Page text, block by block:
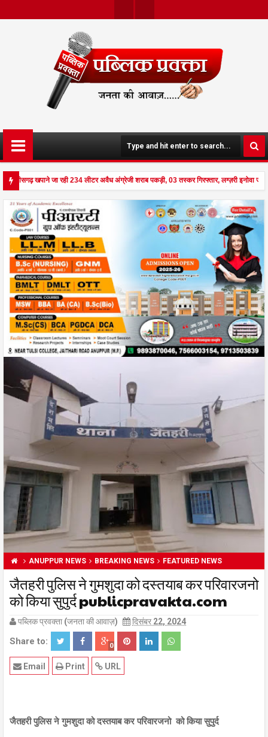
Ter
Boo
K
छत्तीसगढ़ खपाने जा रही 234 लीटर अवैध अंग्रेजी शराब पकड़ी, 03 तस्कर गिरफ्तार, लग्ज़री इनोवा
दहला अनूपपुर - घर पर किसान व नौकरानी का मिला रक्तरंजित शव, पत्नी गंभीर घायल में मेडिकल
ANUPPUR NEWS BREAKING NEWS FEATURED NEWS
जैतहरी पुलिस ने गुमशुदा को दस्तयाब कर परिवारजनो
को किया सुपुर्द publicpravakta.com
पब्लिक प्रवक्ता (जनता की आवाज़) दिसंबर 22, 2024
Share to: 0
URL
Print
Email
जैतहरी पुलिस ने गुमशुदा को दस्तयाब कर परिवारजनो को किया सुपुर्द